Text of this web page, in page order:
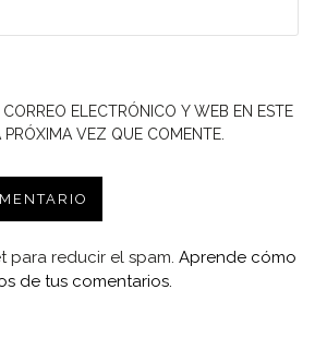
ELECTRÓNICO Y WEB EN ESTE
PRÓXIMA VEZ QUE COMENTE.
para reducir el spam. Aprende cómo
de tus comentarios.